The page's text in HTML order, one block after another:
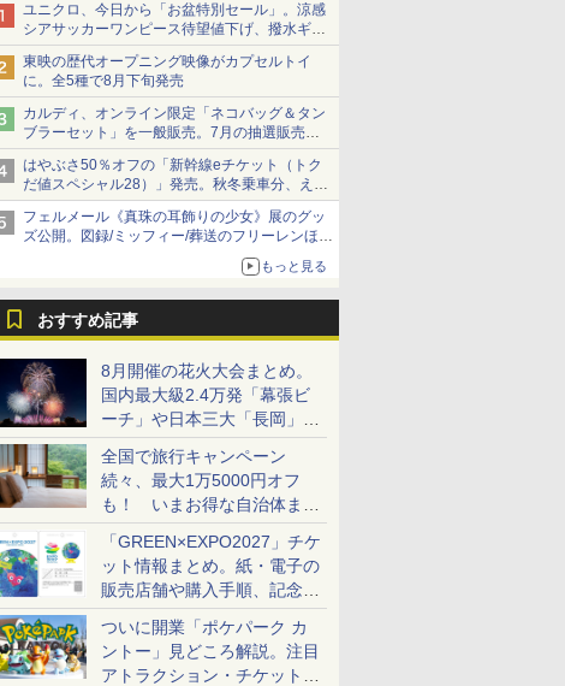
ユニクロ、今日から「お盆特別セール」。涼感
シアサッカーワンピース待望値下げ、撥水ギア
ショーツは1990円に
東映の歴代オープニング映像がカプセルトイ
に。全5種で8月下旬発売
カルディ、オンライン限定「ネコバッグ＆タン
ブラーセット」を一般販売。7月の抽選販売の
当選無効分
はやぶさ50％オフの「新幹線eチケット（トク
だ値スペシャル28）」発売。秋冬乗車分、えき
ねっと限定
フェルメール《真珠の耳飾りの少女》展のグッ
ズ公開。図録/ミッフィー/葬送のフリーレンほ
もっと見る
おすすめ記事
8月開催の花火大会まとめ。
国内最大級2.4万発「幕張ビ
ーチ」や日本三大「長岡」な
ど大型イベント目白押し！
全国で旅行キャンペーン
続々、最大1万5000円オフ
も！ いまお得な自治体まと
め
「GREEN×EXPO2027」チケ
ット情報まとめ。紙・電子の
販売店舗や購入手順、記念チ
ケットも解説
ついに開業「ポケパーク カ
ントー」見どころ解説。注目
アトラクション・チケット手